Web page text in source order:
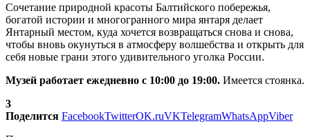
Сочетание природной красоты Балтийского побережья,
богатой истории и многогранного мира янтаря делает
Янтарный местом, куда хочется возвращаться снова и снова,
чтобы вновь окунуться в атмосферу волшебства и открыть для
себя новые грани этого удивительного уголка России.
Музей работает ежедневно с 10:00 до 19:00. Имеется стоянка.
3
Поделится FacebookTwitterOK.ruVKTelegramWhatsAppViber